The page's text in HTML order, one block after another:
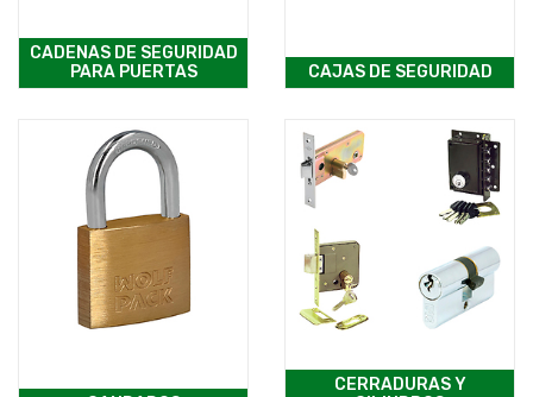
CADENAS DE SEGURIDAD
PARA PUERTAS
CAJAS DE SEGURIDAD
CERRADURAS Y